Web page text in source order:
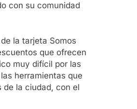
con su comunidad
la tarjeta Somos
que ofrecen
muy difícil por las
herramientas que
de la ciudad, con el